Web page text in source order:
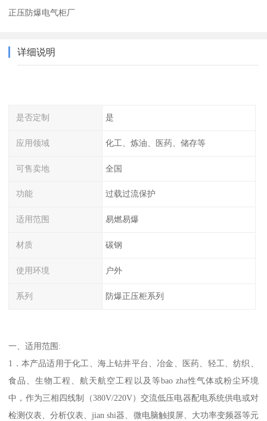
正压防爆电气柜厂
详细说明
是否定制 是
应用领域 化工、炼油、医药、储存等
可售卖地 全国
功能 过载过流保护
适用范围 易燃易爆
材质 碳钢
使用环境 户外
系列 防爆正压柜系列
一、适用范围:
1．本产品适用于化工、海上钻井平台、冶金、医药、轻工、纺织、
食品、生物工程、航天航空工程以及等bao zha性气体或粉尘环境
中，作为三相四线制（380V/220V）交流低压电器配电系统供电或对
检测仪表、分析仪表、jian shi器、微电脑触摸屏、大功率变频器等元